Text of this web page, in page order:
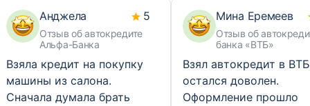
Анджела
Отзыв об автокредите
Альфа-Банка
5
Взяла кредит на покупку
машины из салона.
Сначала думала брать
Мина Еремеев
Отзыв об
банка «ВТБ»
Взял автокредит в
остался доволен.
Оформление прошло